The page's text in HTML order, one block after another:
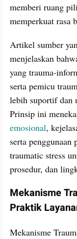
memberi ruang
memperkuat rasa
Artikel sumber
menjelaskan
yang trauma-
serta pemicu
lebih suportif dan
emosional,
serta penggunaan
traumatic stress
prosedur, dan
Mekanisme
Praktik
Mekanisme